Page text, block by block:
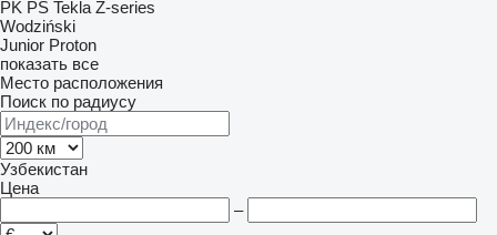
PK PS Tekla Z-series
Wodziński
Junior Proton
показать все
Место расположения
Поиск по радиусу
Узбекистан
Цена
–